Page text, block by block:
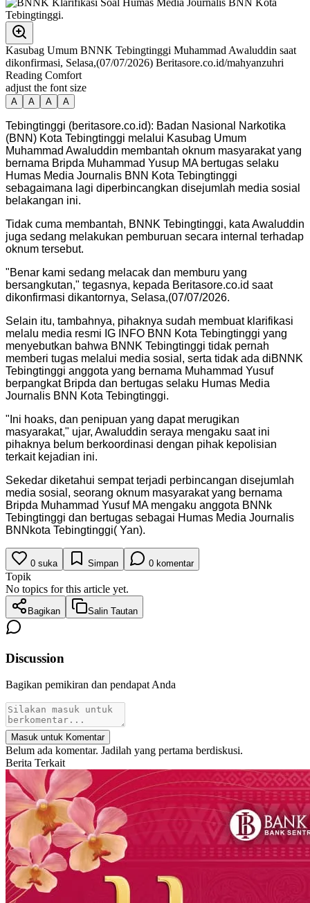
Kasubag Umum BNNK Tebingtinggi Muhammad Awaluddin saat
dikonfirmasi, Selasa,(07/07/2026) Beritasore.co.id/mahyanzuhri
Reading Comfort
adjust the font size
A A A A
Tebingtinggi (beritasore.co.id): Badan Nasional Narkotika
(BNN) Kota Tebingtinggi melalui Kasubag Umum
Muhammad Awaluddin membantah oknum masyarakat yang
bernama Bripda Muhammad Yusup MA bertugas selaku
Humas Media Journalis BNN Kota Tebingtinggi
sebagaimana lagi diperbincangkan disejumlah media sosial
belakangan ini.
Tidak cuma membantah, BNNK Tebingtinggi, kata Awaluddin
juga sedang melakukan pemburuan secara internal terhadap
oknum tersebut.
"Benar kami sedang melacak dan memburu yang
bersangkutan," tegasnya, kepada Beritasore.co.id saat
dikonfirmasi dikantornya, Selasa,(07/07/2026.
Selain itu, tambahnya, pihaknya sudah membuat klarifikasi
melalu media resmi IG INFO BNN Kota Tebingtinggi yang
menyebutkan bahwa BNNK Tebingtinggi tidak pernah
memberi tugas melalui media sosial, serta tidak ada diBNNK
Tebingtinggi anggota yang bernama Muhammad Yusuf
berpangkat Bripda dan bertugas selaku Humas Media
Journalis BNN Kota Tebingtinggi.
"Ini hoaks, dan penipuan yang dapat merugikan
masyarakat," ujar, Awaluddin seraya mengaku saat ini
pihaknya belum berkoordinasi dengan pihak kepolisian
terkait kejadian ini.
Sekedar diketahui sempat terjadi perbincangan disejumlah
media sosial, seorang oknum masyarakat yang bernama
Bripda Muhammad Yusuf MA mengaku anggota BNNk
Tebingtinggi dan bertugas sebagai Humas Media Journalis
BNNkota Tebingtinggi( Yan).
0 suka Simpan 0 komentar
Topik
No topics for this article yet.
Bagikan Salin Tautan
Discussion
Bagikan pemikiran dan pendapat Anda
Masuk untuk Komentar
Belum ada komentar. Jadilah yang pertama berdiskusi.
Berita Terkait